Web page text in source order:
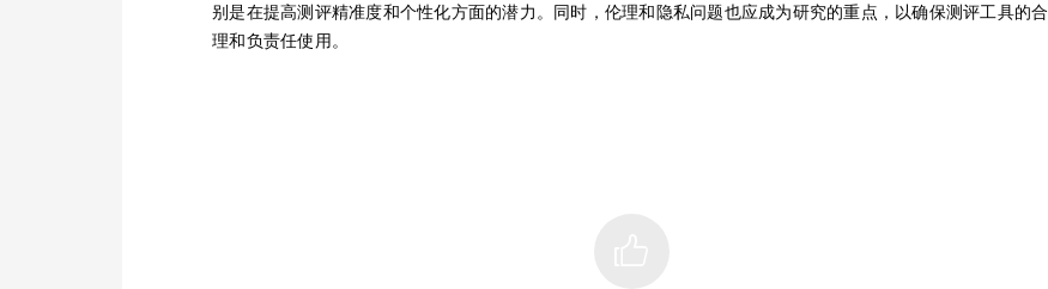
别是在提高测评精准度和个性化方面的潜力。同时，伦理和隐私问题也应成为研究的重点，以确保测评工具的合
理和负责任使用。